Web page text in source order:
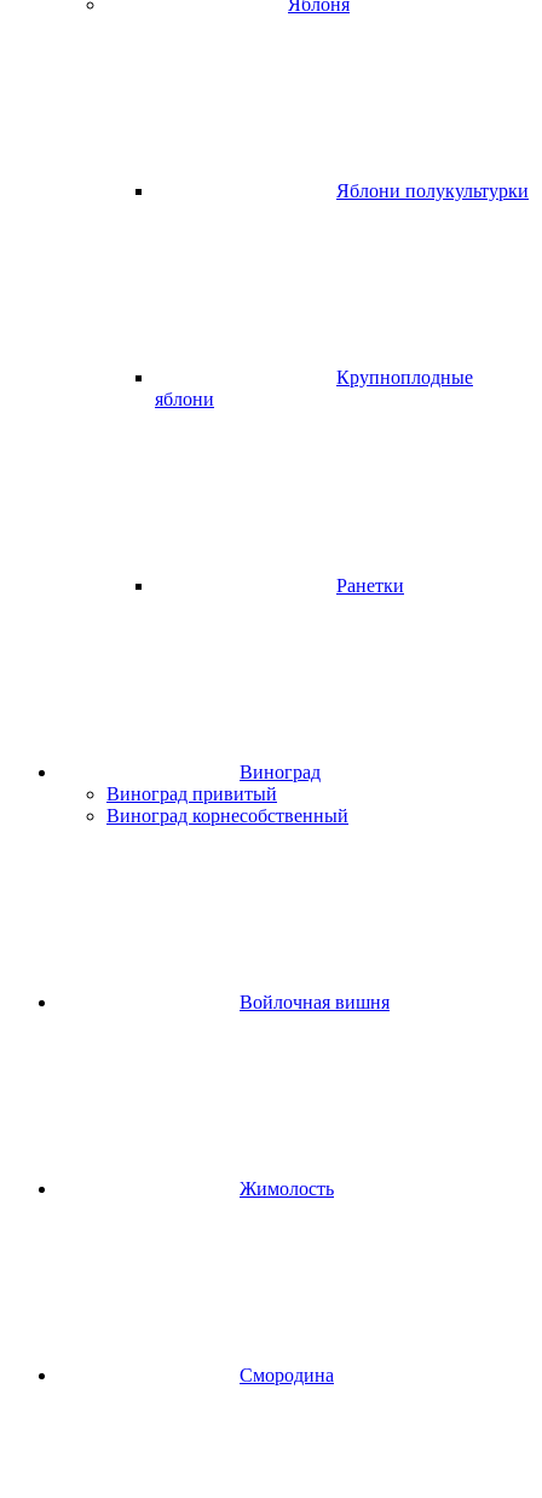
Яблони полукультурки
Крупноплодные
яблони
Ранетки
Виноград
Виноград привитый
Виноград корнесобственный
Войлочная вишня
Жимолость
Смородина